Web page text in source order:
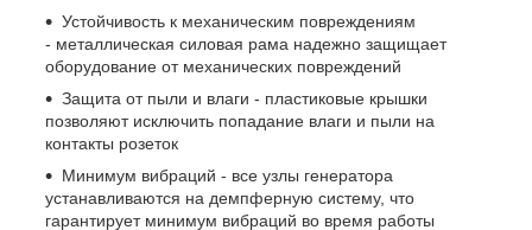
Устойчивость к механическим повреждениям
- металлическая силовая рама надежно защищает
оборудование от механических повреждений
Защита от пыли и влаги - пластиковые крышки
позволяют исключить попадание влаги и пыли на
контакты розеток
Минимум вибраций - все узлы генератора
устанавливаются на демпферную систему, что
гарантирует минимум вибраций во время работы